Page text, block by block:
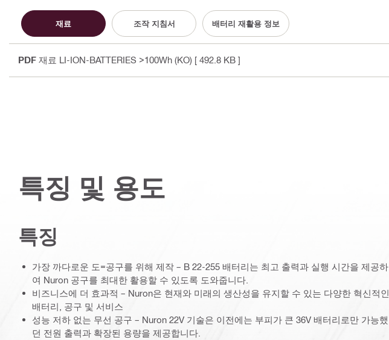
재료 조작 지침서 배터리 재활용 정보
PDF 재료 LI-ION-BATTERIES >100Wh (KO) [ 492.8 KB ]
특징 및 용도
특징
가장 까다로운 도=공구를 위해 제작 – B 22-255 배터리는 최고 출력과 실행 시간을 제공하
여 Nuron 공구를 최대한 활용할 수 있도록 도와줍니다.
비즈니스에 더 효과적 – Nuron은 현재와 미래의 생산성을 유지할 수 있는 다양한 혁신적인
배터리, 공구 및 서비스
성능 저하 없는 무선 공구 – Nuron 22V 기술은 이전에는 부피가 큰 36V 배터리로만 가능했
던 전원 출력과 확장된 용량을 제공합니다.